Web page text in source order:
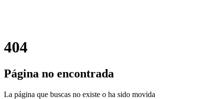
404
Página no encontrada
La página que buscas no existe o ha sido movida